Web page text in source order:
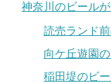
神奈川のビール
読売ランド
向ケ丘遊園
稲田堤のビ